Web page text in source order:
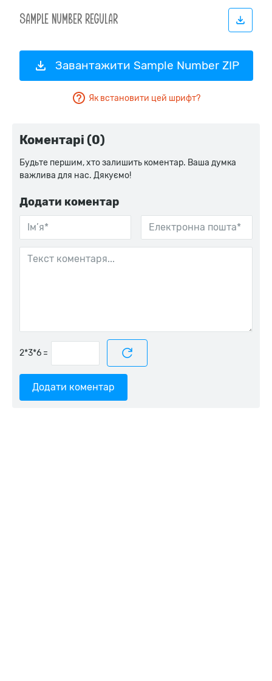
Завантажити Sample Number ZIP
Як встановити цей шрифт?
Коментарі (0)
Будьте першим, хто залишить коментар. Ваша думка
важлива для нас. Дякуємо!
Додати коментар
=
Додати коментар